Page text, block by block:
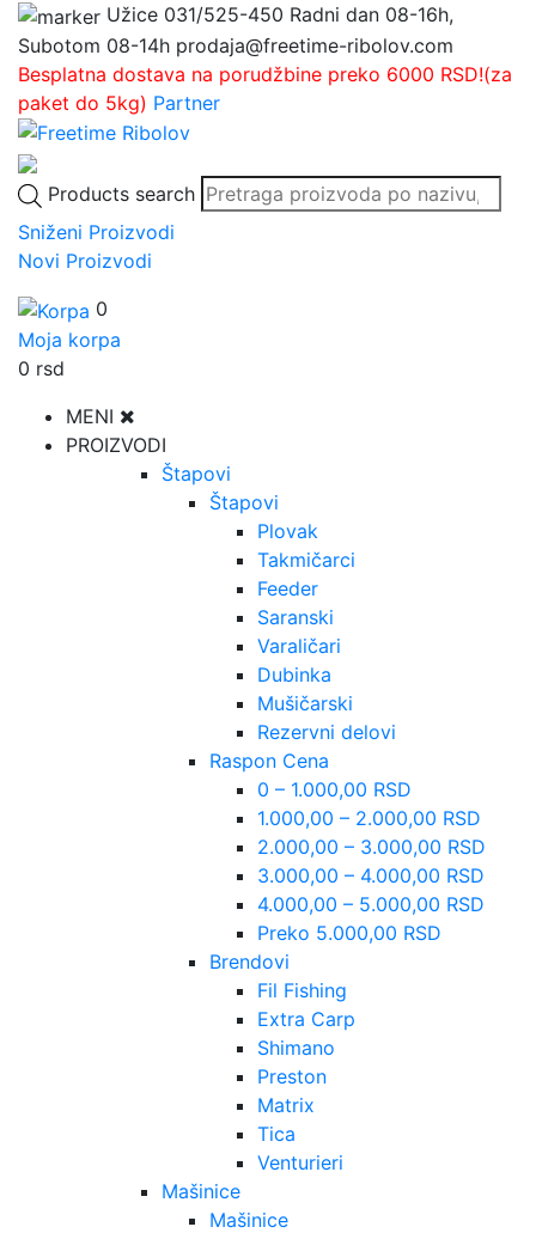
Užice 031/525-450 Radni dan 08-16h,
Subotom 08-14h prodaja@freetime-ribolov.com
Besplatna dostava na porudžbine preko 6000 RSD!(za
paket do 5kg) Partner
Products search
Sniženi Proizvodi
Novi Proizvodi
0
Moja korpa
0 rsd
MENI
PROIZVODI
Štapovi
Štapovi
Plovak
Takmičarci
Feeder
Saranski
Varaličari
Dubinka
Mušičarski
Rezervni delovi
Raspon Cena
0 – 1.000,00 RSD
1.000,00 – 2.000,00 RSD
2.000,00 – 3.000,00 RSD
3.000,00 – 4.000,00 RSD
4.000,00 – 5.000,00 RSD
Preko 5.000,00 RSD
Brendovi
Fil Fishing
Extra Carp
Shimano
Preston
Matrix
Tica
Venturieri
Mašinice
Mašinice